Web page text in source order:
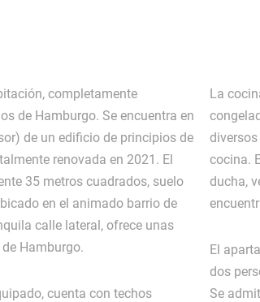
completamente
de Hamburgo. Se encuentra en
de un edificio de principios de
renovada en 2021. El
35 metros cuadrados, suelo
en el animado barrio de
calle lateral, ofrece unas
Hamburgo.
cuenta con techos
La
cocina.
ducha,
El
dos
Se